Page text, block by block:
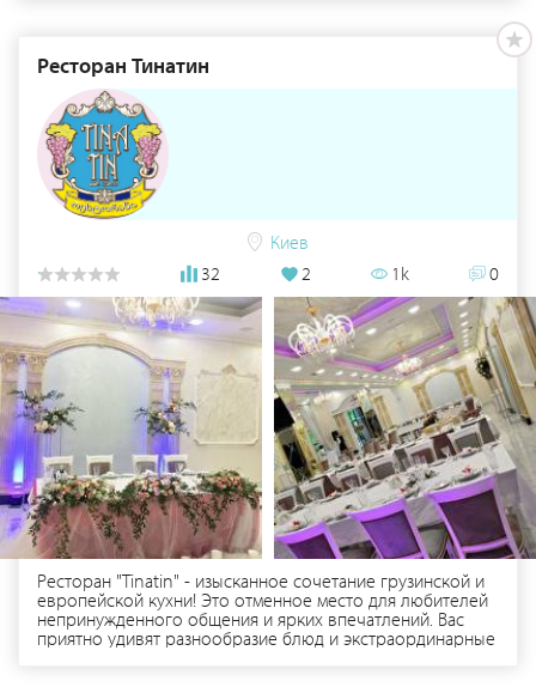
Ресторан Тинатин
Киев
32
2 1k 0
Ресторан "Tinatin" - изысканное сочетание грузинской и
европейской кухни! Это отменное место для любителей
непринужденного общения и ярких впечатлений. Вас
приятно удивят разнообразие блюд и экстраординарные